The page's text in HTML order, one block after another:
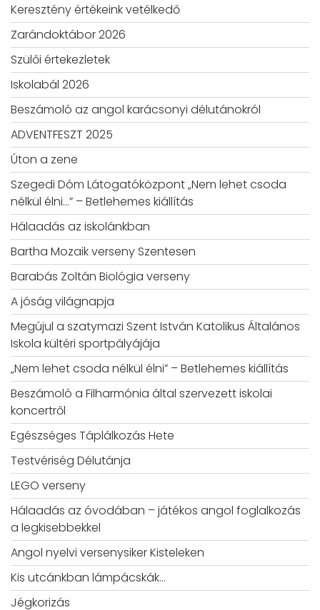
Keresztény értékeink vetélkedő
Zarándoktábor 2026
Szülői értekezletek
Iskolabál 2026
Beszámoló az angol karácsonyi délutánokról
ADVENTFESZT 2025
Úton a zene
Szegedi Dóm Látogatóközpont „Nem lehet csoda
nélkül élni…” – Betlehemes kiállítás
Hálaadás az iskolánkban
Bartha Mozaik verseny Szentesen
Barabás Zoltán Biológia verseny
A jóság világnapja
Megújul a szatymazi Szent István Katolikus Általános
Iskola kültéri sportpályájája
„Nem lehet csoda nélkül élni” – Betlehemes kiállítás
Beszámoló a Filharmónia által szervezett iskolai
koncertről
Egészséges Táplálkozás Hete
Testvériség Délutánja
LEGO verseny
Hálaadás az óvodában – játékos angol foglalkozás
a legkisebbekkel
Angol nyelvi versenysiker Kisteleken
Kis utcánkban lámpácskák…
Jégkorizás